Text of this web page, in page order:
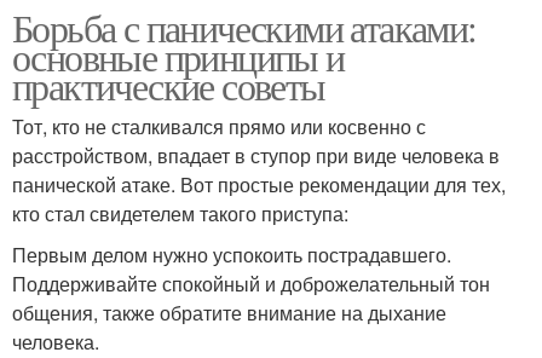
Борьба с паническими атаками:
основные принципы и
практические советы
Тот, кто не сталкивался прямо или косвенно с
расстройством, впадает в ступор при виде человека в
панической атаке. Вот простые рекомендации для тех,
кто стал свидетелем такого приступа:
Первым делом нужно успокоить пострадавшего.
Поддерживайте спокойный и доброжелательный тон
общения, также обратите внимание на дыхание
человека.